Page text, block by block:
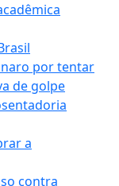
por tentar
de golpe
a
contra